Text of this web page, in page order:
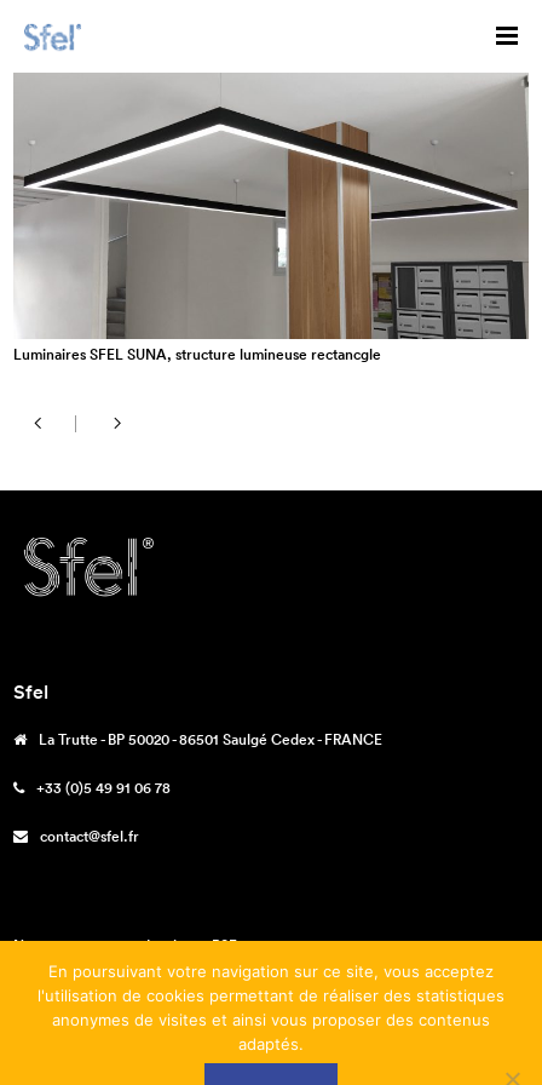
Luminaires SFEL SUNA, structure lumineuse rectancgle
Sfel
La Trutte - BP 50020 - 86501 Saulgé Cedex - FRANCE
+33 (0)5 49 91 06 78
contact@sfel.fr
Nos engagements – La charte RSE
Téléchargements
En poursuivant votre navigation sur ce site, vous acceptez
l'utilisation de cookies permettant de réaliser des statistiques
anonymes de visites et ainsi vous proposer des contenus
adaptés.